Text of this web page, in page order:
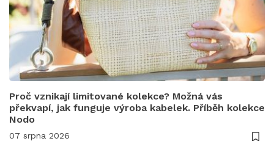
Proč vznikají limitované kolekce? Možná vás
překvapí, jak funguje výroba kabelek. Příběh kolekce
Nodo
07 srpna 2026